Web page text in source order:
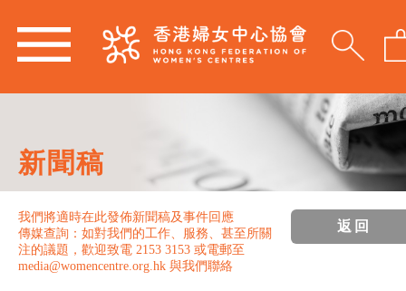
新聞稿
我們將適時在此發佈新聞稿及事件回應
傳媒查詢：如對我們的工作、服務、甚至所關
注的議題，歡迎致電 2153 3153 或電郵至
media@womencentre.org.hk 與我們聯絡
返回